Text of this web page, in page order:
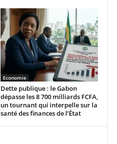
Economie
Dette publique : le Gabon
dépasse les 8 700 milliards FCFA,
un tournant qui interpelle sur la
santé des finances de l’État